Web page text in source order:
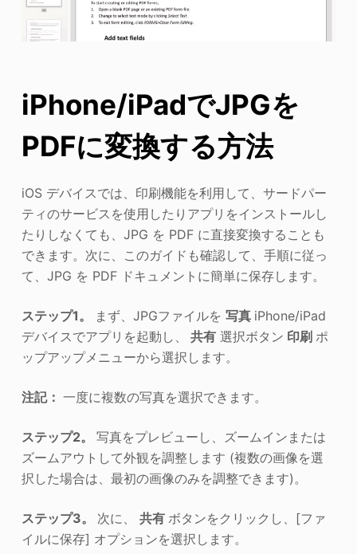
iPhone/iPadでJPGを
PDFに変換する方法
iOS デバイスでは、印刷機能を利用して、サードパー
ティのサービスを使用したりアプリをインストールし
たりしなくても、JPG を PDF に直接変換することも
できます。次に、このガイドも確認して、手順に従っ
て、JPG を PDF ドキュメントに簡単に保存します。
ステップ1。 まず、JPGファイルを 写真 iPhone/iPad
デバイスでアプリを起動し、
共有選択ボタン 印刷 ポ
ップアップメニューから選択します。
注記： 一度に複数の写真を選択できます。
ステップ2。 写真をプレビューし、ズームインまたは
ズームアウトして外観を調整します (複数の画像を選
択した場合は、最初の画像のみを調整できます)。
ステップ3。 次に、 共有 ボタンをクリックし、[ファ
イルに保存] オプションを選択します。